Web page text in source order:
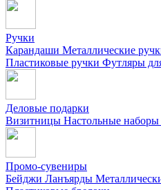
Ручки
Карандаши Металлические
Пластиковые ручки Футляры
Деловые подарки
Визитницы Настольные наборы
Промо-сувениры
Бейджи Ланъярды